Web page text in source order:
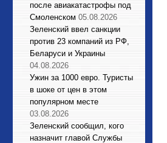
после авиакатастрофы под
Смоленском 05.08.2026
Зеленский ввел санкции
против 23 компаний из РФ,
Беларуси и Украины
04.08.2026
Ужин за 1000 евро. Туристы
в шоке от цен в этом
популярном месте
03.08.2026
Зеленский сообщил, кого
назначит главой Службы